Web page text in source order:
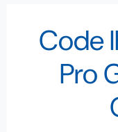
Code
Pro